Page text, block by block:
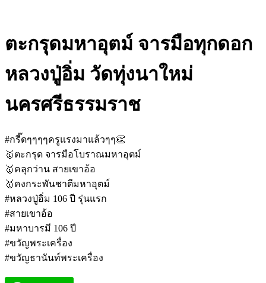
ตะกรุดมหาอุตม์ จารมือทุกดอก
หลวงปู่อิ่ม วัดทุ่งนาใหม่
นครศรีธรรมราช
#กรี๊ดๆๆๆๆครูแรงมาแล้วๆๆ👏
🥇ตะกรุด จารมือโบราณมหาอุตม์
🥇คลุกว่าน สายเขาอ้อ
🥇คงกระพันชาตีมหาอุตม์
#หลวงปู่อิ่ม 106 ปี รุ่นแรก
#สายเขาอ้อ
#มหาบารมี 106 ปี
#ขวัญพระเครื่อง
#ขวัญธานันท์พระเครื่อง